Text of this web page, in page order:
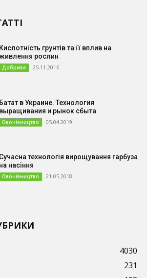
Кислотність грунтів та її вплив на
рослин
Добрива 25.11.2016
Батат в Украине. Технология
выращивания и рынок сбыта
Овочівництво 05.04.2019
Сучасна технологія вирощування гарбуза
на насіння
Овочівництво 21.05.2018
4030
231